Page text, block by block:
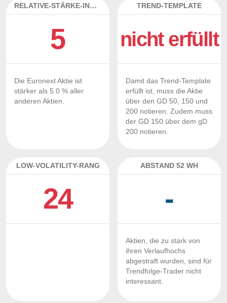
RELATIVE-STÄRKE-INDEX
5
Die Euronext Aktie ist
stärker als 5.0 % aller
anderen Aktien.
TREND-TEMPLATE
nicht erfüllt
Damit das Trend-Template
erfüllt ist, muss die Aktie
über den GD 50, 150 und
200 notieren. Zudem muss
der GD 150 über dem gD
200 notieren.
LOW-VOLATILITY-RANG
24
ABSTAND 52 WH
-
Aktien, die zu stark von
ihren Verlaufhochs
abgestraft wurden, sind für
Trendfolge-Trader nicht
interessant.